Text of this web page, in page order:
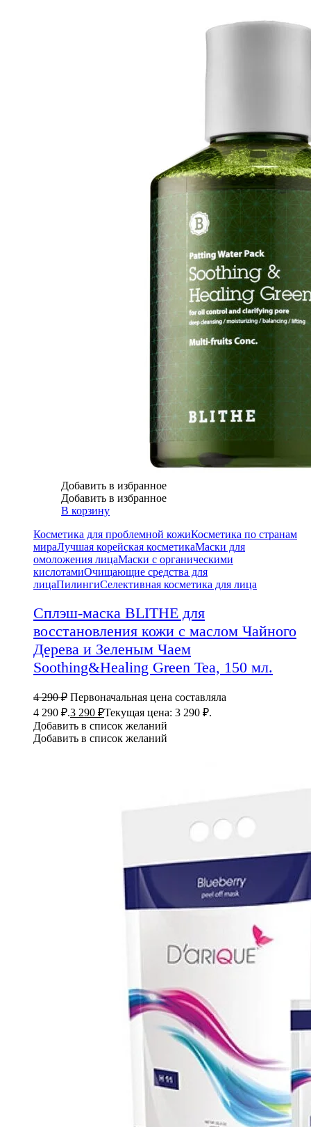
Добавить в избранное
Добавить в избранное
В корзину
Косметика для проблемной кожиКосметика по странам
мираЛучшая корейская косметикаМаски для
омоложения лицаМаски с органическими
кислотамиОчищающие средства для
лицаПилингиСелективная косметика для лица
Сплэш-маска BLITHE для
восстановления кожи с маслом Чайного
Дерева и Зеленым Чаем
Soothing&Healing Green Tea, 150 мл.
4 290₽ Первоначальная цена составляла
4 290 ₽.3 290 ₽Текущая цена: 3 290 ₽.
Добавить в список желаний
Добавить в список желаний